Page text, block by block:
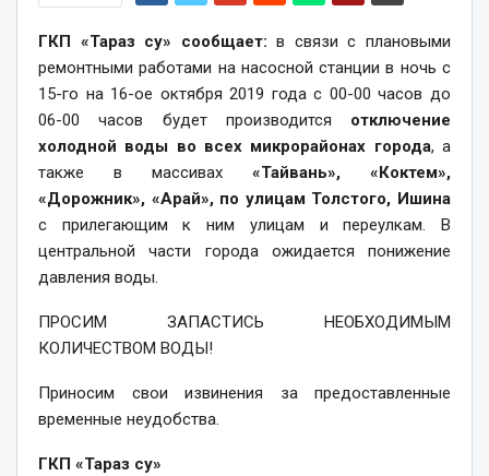
ГКП «Тараз су» сообщает: в связи с плановыми
ремонтными работами на насосной станции в ночь с
15-го на 16-ое октября 2019 года с 00-00 часов до
06-00 часов будет производится отключение
холодной воды во всех микрорайонах города, а
также в массивах «Тайвань», «Коктем»,
«Дорожник», «Арай», по улицам Толстого, Ишина
с прилегающим к ним улицам и переулкам. В
центральной части города ожидается понижение
давления воды.
ПРОСИМ ЗАПАСТИСЬ НЕОБХОДИМЫМ
КОЛИЧЕСТВОМ ВОДЫ!
Приносим свои извинения за предоставленные
временные неудобства.
ГКП «Тараз су»